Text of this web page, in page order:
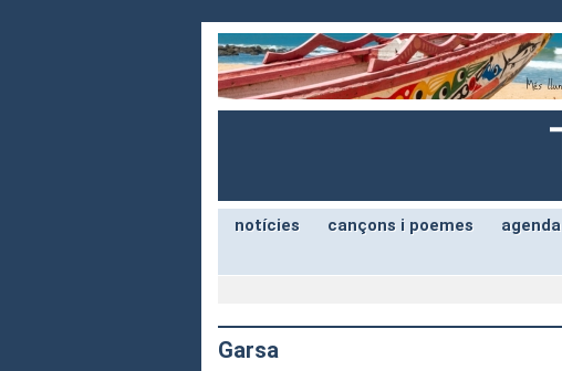
notícies cançons i poemes agenda
Garsa